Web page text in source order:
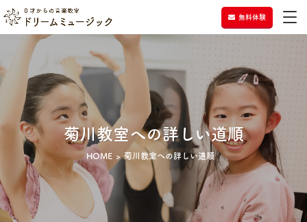
無料体験
菊川教室への詳しい道順
HOME 菊川教室への詳しい道順